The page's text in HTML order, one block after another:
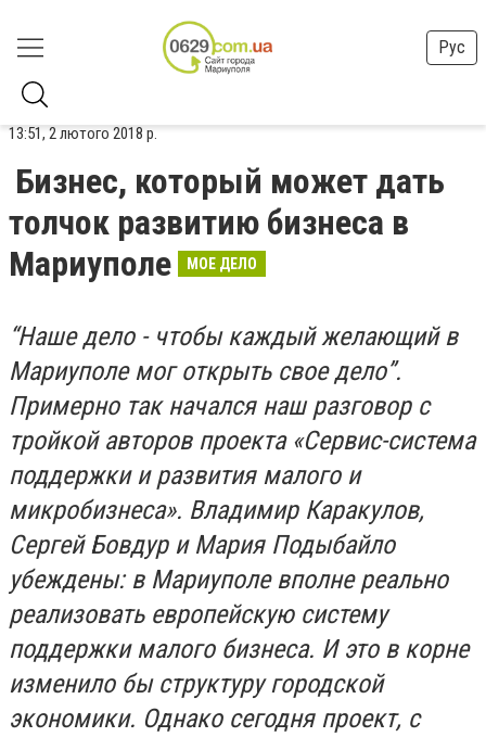
Рус
13:51, 2 лютого 2018 р.
Бизнес, который может дать
толчок развитию бизнеса в
Мариуполе
МОЕ ДЕЛО
“Наше дело - чтобы каждый желающий в
Мариуполе мог открыть свое дело”.
Примерно так начался наш разговор с
тройкой авторов проекта «Сервис-система
поддержки и развития малого и
микробизнеса». Владимир Каракулов,
Сергей Бовдур и Мария Подыбайло
убеждены: в Мариуполе вполне реально
реализовать европейскую систему
поддержки малого бизнеса. И это в корне
изменило бы структуру городской
экономики. Однако сегодня проект, с